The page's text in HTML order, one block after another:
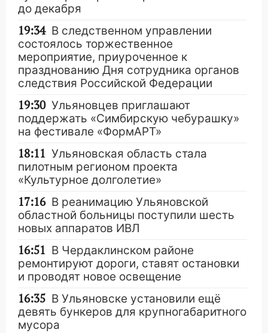
до декабря
19:34 В следственном управлении
состоялось торжественное
мероприятие, приуроченное к
празднованию Дня сотрудника органов
следствия Российской Федерации
19:30 Ульяновцев приглашают
поддержать «Симбирскую чебурашку»
на фестивале «ФормАРТ»
18:11 Ульяновская область стала
пилотным регионом проекта
«Культурное долголетие»
17:16 В реанимацию Ульяновской
областной больницы поступили шесть
новых аппаратов ИВЛ
16:51 В Чердаклинском районе
ремонтируют дороги, ставят остановки
и проводят новое освещение
16:35 В Ульяновске установили ещё
девять бункеров для крупногабаритного
мусора